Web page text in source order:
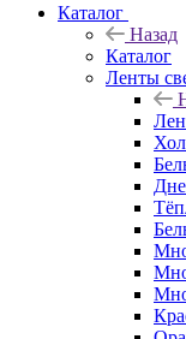
Каталог
Назад
Каталог
Ленты